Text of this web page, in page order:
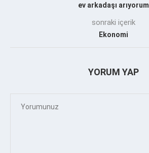
ev arkadaşı arıyorum
sonraki içerik
Ekonomi
YORUM YAP